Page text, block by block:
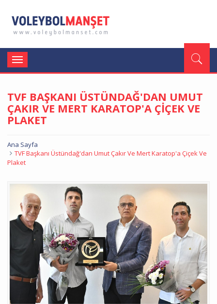
Toggle
navigation
TVF BAŞKANI ÜSTÜNDAĞ'DAN UMUT
ÇAKIR VE MERT KARATOP'A ÇİÇEK VE
PLAKET
Ana Sayfa
TVF Başkanı Üstündağ'dan Umut Çakır Ve Mert Karatop'a Çiçek Ve
Plaket